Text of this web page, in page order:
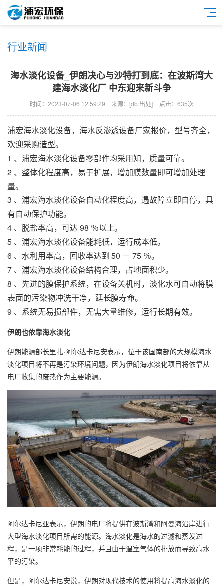
行业新闻
海水淡化设备_伊朗决心与沙特打到底：在波斯湾大
建海水淡化厂 中东迎来新斗争
时间：2023-07-06 12:59:29 来源：[db:出处] 点击：635次
浦宏海水淡化设备， 海水反渗透设备厂家报价，型号齐全，
欢迎采购造型。
1 、 浦宏海水淡化设备零部件均采用知，质量可靠。
2 、整体化程度高，易于扩展，增加膜数量即可增加处理
量。
3 、 浦宏海水淡化设备自动化程度高，遇故障立即自停，具
有自动保护功能。
4 、脱盐率高，可达 98 ％以上。
5 、 浦宏海水淡化设备能耗低，运行成本低。
6 、水利用率高，回收率达到 50 － 75 ％。
7 、 浦宏海水淡化设备结构合理，占地面积少。
8 、先进的膜保护系统，在设备关机时，淡化水可自动将膜
表面的污染物冲洗干净，延长膜寿命。
9 、系统无易损部件，无需大量维修，运行长期有效。
伊朗也依靠海水淡化
伊朗能源部长里扎·阿尔达卡尼安表示，位于该国南部的大规模海水
淡化项目将不再是污染环境问题，因为伊朗海水淡化项目将依靠从
电厂收集的废热作为主要能源。
阿尔达卡尼亚表示，伊朗的电厂将提供在波斯湾和阿曼海沿岸进行
大型海水淡化项目所需的能源。海水淡化是海水的过滤和蒸发过
程，是一项非常耗能的过程，并且由于温室气体的排放而导致高水
平的污染。
但是，阿尔达卡尼安说，伊朗对现代技术的使用将提高海水淡化的